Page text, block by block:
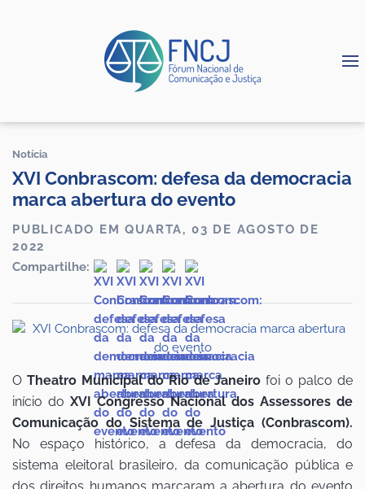
Notícia
XVI Conbrascom: defesa da democracia
marca abertura do evento
PUBLICADO EM QUARTA, 03 DE AGOSTO DE
2022
Compartilhe:
O Theatro Municipal do Rio de Janeiro foi o palco de
início do XVI Congresso Nacional dos Assessores de
Comunicação do Sistema de Justiça (Conbrascom).
No espaço histórico, a defesa da democracia, do
sistema eleitoral brasileiro, da comunicação pública e